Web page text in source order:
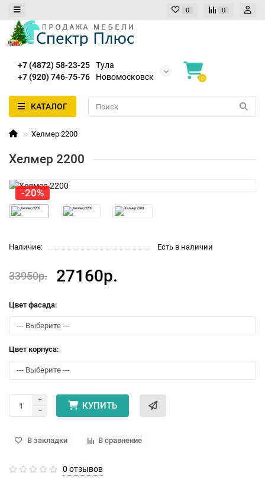
0 0
+7 (4872) 58-23-25
Тула
+7 (920) 746-75-76
Новомосковск 0
КАТАЛОГ
Хелмер 2200
Хелмер 2200
-20%
Наличие: Есть в наличии
33950р. 27160р.
Цвет фасада:
Цвет корпуса:
КУПИТЬ
В закладки В сравнение
0 отзывов